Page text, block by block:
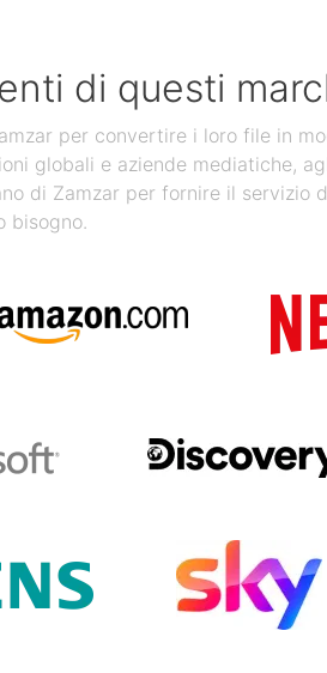
di questi
per convertire i loro file in
globali e aziende mediatiche,
di Zamzar per fornire il servizio
bisogno.